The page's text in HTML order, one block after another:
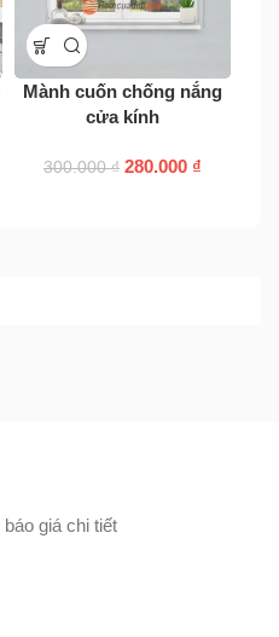
Mành cuốn chống nắng
cửa kính
300.000₫ 280.000 ₫
giá chi tiết